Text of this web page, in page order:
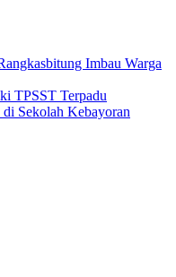
Imbau Warga
TPSST Terpadu
Sekolah Kebayoran